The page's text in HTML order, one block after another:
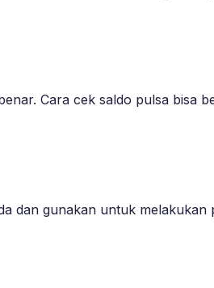
Cara cek saldo pulsa bisa
dan gunakan untuk melakukan